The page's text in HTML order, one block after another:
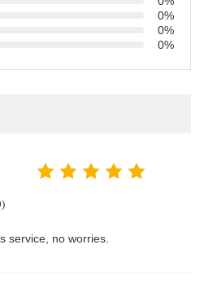
0%
0%
0%
service, no worries.